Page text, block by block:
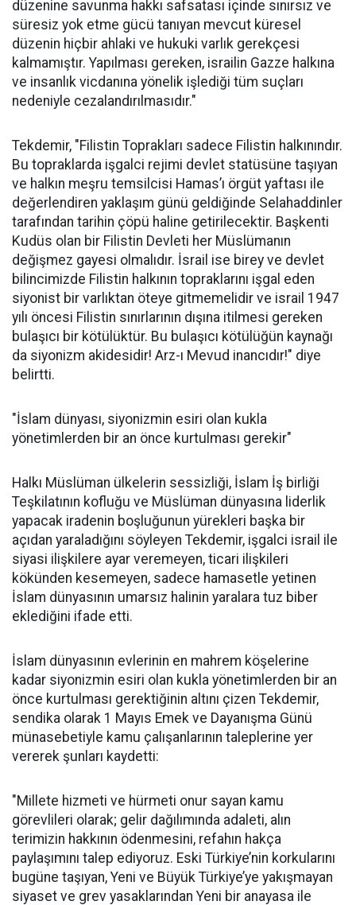
düzenine savunma hakkı safsatası içinde sınırsız ve
süresiz yok etme gücü tanıyan mevcut küresel
düzenin hiçbir ahlaki ve hukuki varlık gerekçesi
kalmamıştır. Yapılması gereken, israilin Gazze halkına
ve insanlık vicdanına yönelik işlediği tüm suçları
nedeniyle cezalandırılmasıdır."
Tekdemir, "Filistin Toprakları sadece Filistin halkınındır.
Bu topraklarda işgalci rejimi devlet statüsüne taşıyan
ve halkın meşru temsilcisi Hamas’ı örgüt yaftası ile
değerlendiren yaklaşım günü geldiğinde Selahaddinler
tarafından tarihin çöpü haline getirilecektir. Başkenti
Kudüs olan bir Filistin Devleti her Müslümanın
değişmez gayesi olmalıdır. İsrail ise birey ve devlet
bilincimizde Filistin halkının topraklarını işgal eden
siyonist bir varlıktan öteye gitmemelidir ve israil 1947
yılı öncesi Filistin sınırlarının dışına itilmesi gereken
bulaşıcı bir kötülüktür. Bu bulaşıcı kötülüğün kaynağı
da siyonizm akidesidir! Arz-ı Mevud inancıdır!" diye
belirtti.
"İslam dünyası, siyonizmin esiri olan kukla
yönetimlerden bir an önce kurtulması gerekir"
Halkı Müslüman ülkelerin sessizliği, İslam İş birliği
Teşkilatının kofluğu ve Müslüman dünyasına liderlik
yapacak iradenin boşluğunun yürekleri başka bir
açıdan yaraladığını söyleyen Tekdemir, işgalci israil ile
siyasi ilişkilere ayar veremeyen, ticari ilişkileri
kökünden kesemeyen, sadece hamasetle yetinen
İslam dünyasının umarsız halinin yaralara tuz biber
eklediğini ifade etti.
İslam dünyasının evlerinin en mahrem köşelerine
kadar siyonizmin esiri olan kukla yönetimlerden bir an
önce kurtulması gerektiğinin altını çizen Tekdemir,
sendika olarak 1 Mayıs Emek ve Dayanışma Günü
münasebetiyle kamu çalışanlarının taleplerine yer
vererek şunları kaydetti:
"Millete hizmeti ve hürmeti onur sayan kamu
görevlileri olarak; gelir dağılımında adaleti, alın
terimizin hakkının ödenmesini, refahın hakça
paylaşımını talep ediyoruz. Eski Türkiye’nin korkularını
bugüne taşıyan, Yeni ve Büyük Türkiye’ye yakışmayan
siyaset ve grev yasaklarından Yeni bir anayasa ile